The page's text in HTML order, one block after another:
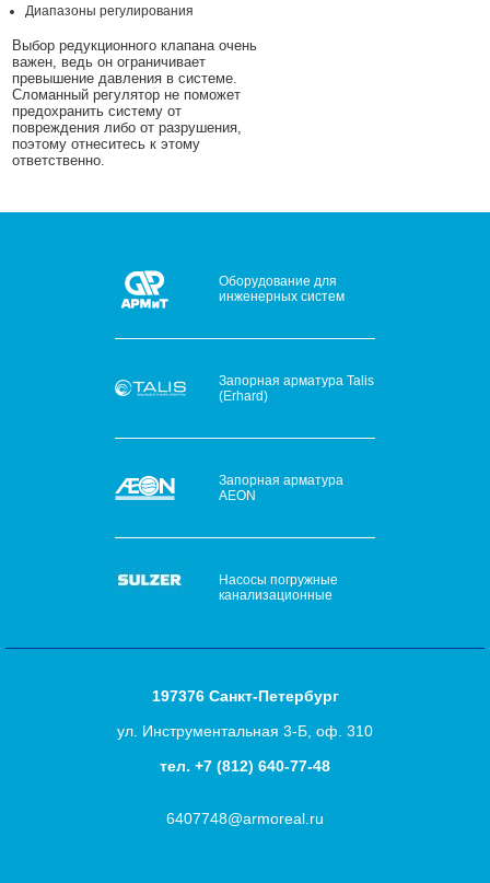
Диапазоны регулирования
Выбор редукционного клапана очень
важен, ведь он ограничивает
превышение давления в системе.
Сломанный регулятор не поможет
предохранить систему от
повреждения либо от разрушения,
поэтому отнеситесь к этому
ответственно.
Оборудование для
инженерных систем
Запорная арматура Talis
(Erhard)
Запорная арматура
AEON
Насосы погружные
канализационные
197376 Санкт-Петербург
ул. Инструментальная 3-Б, оф. 310
тел. +7 (812) 640-77-48
6407748@armoreal.ru